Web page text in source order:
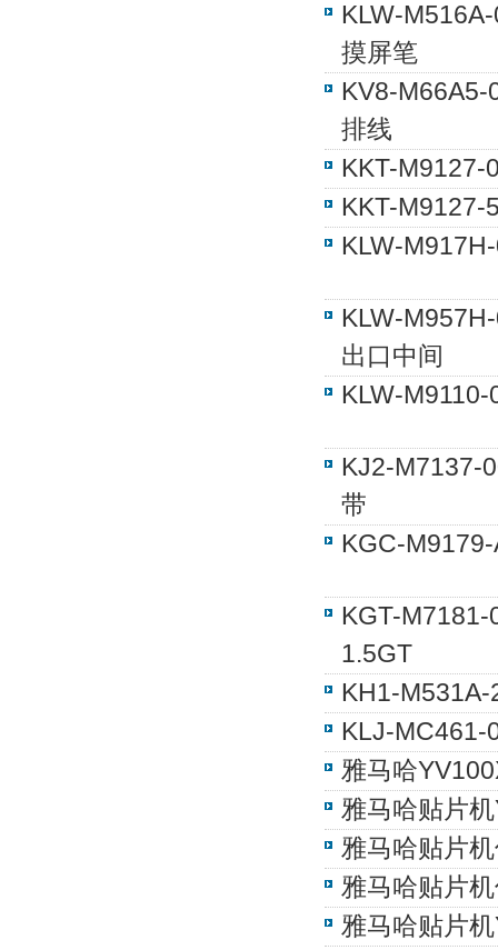
KLW-
摸屏笔
KV8-M66A5-
排线
KKT-M9127-
KKT-M9127-
KLW-
KLW-
出口中间
KLW-
KJ2-M7137-
带
KGC-
KGT-
1.5GT
KH1-M531A-
KLJ-MC461-
雅马哈
雅马哈贴片
雅马哈贴片
雅马哈贴片
雅马哈贴片